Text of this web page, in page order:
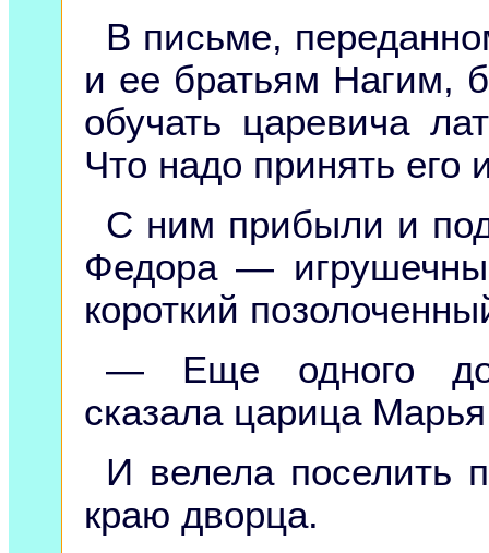
В письме,
и ее братьям Нагим,
обучать царевича
Что надо принять его
С ним прибыли и
Федора —
короткий
— Еще одного
сказала царица
И велела поселить
краю дворца.